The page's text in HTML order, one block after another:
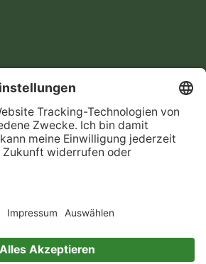
Data